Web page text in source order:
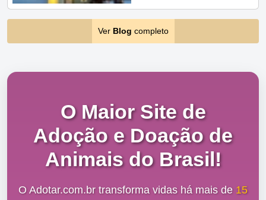
Ver Blog completo
O Maior Site de
Adoção e Doação de
Animais do Brasil!
O Adotar.com.br transforma vidas há mais de 15